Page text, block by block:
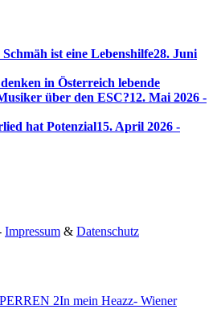
ist eine Lebenshilfe28. Juni
in Österreich lebende
über den ESC?12. Mai 2026 -
hat Potenzial15. April 2026 -
Impressum & Datenschutz
2In mein Heazz- Wiener